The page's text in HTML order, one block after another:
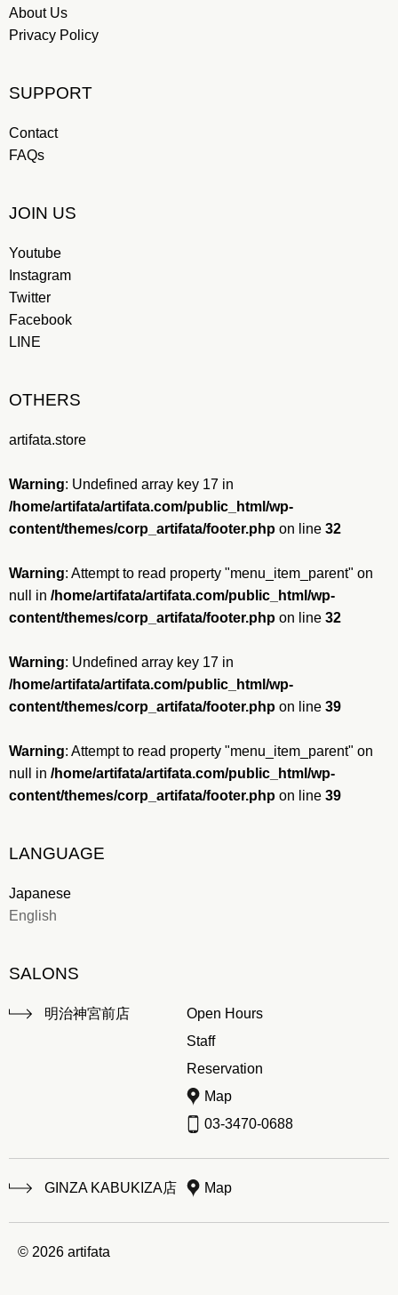
About Us
Privacy Policy
SUPPORT
Contact
FAQs
JOIN US
Youtube
Instagram
Twitter
Facebook
LINE
OTHERS
artifata.store
Warning: Undefined array key 17 in
/home/artifata/artifata.com/public_html/wp-
content/themes/corp_artifata/footer.php on line 32
Warning: Attempt to read property "menu_item_parent" on
null in /home/artifata/artifata.com/public_html/wp-
content/themes/corp_artifata/footer.php on line 32
Warning: Undefined array key 17 in
/home/artifata/artifata.com/public_html/wp-
content/themes/corp_artifata/footer.php on line 39
Warning: Attempt to read property "menu_item_parent" on
null in /home/artifata/artifata.com/public_html/wp-
content/themes/corp_artifata/footer.php on line 39
LANGUAGE
English
Japanese
SALONS
明治神宮前店
Open Hours
Staff
Reservation
Map
03-3470-0688
GINZA KABUKIZA店 Map
© 2026 artifata